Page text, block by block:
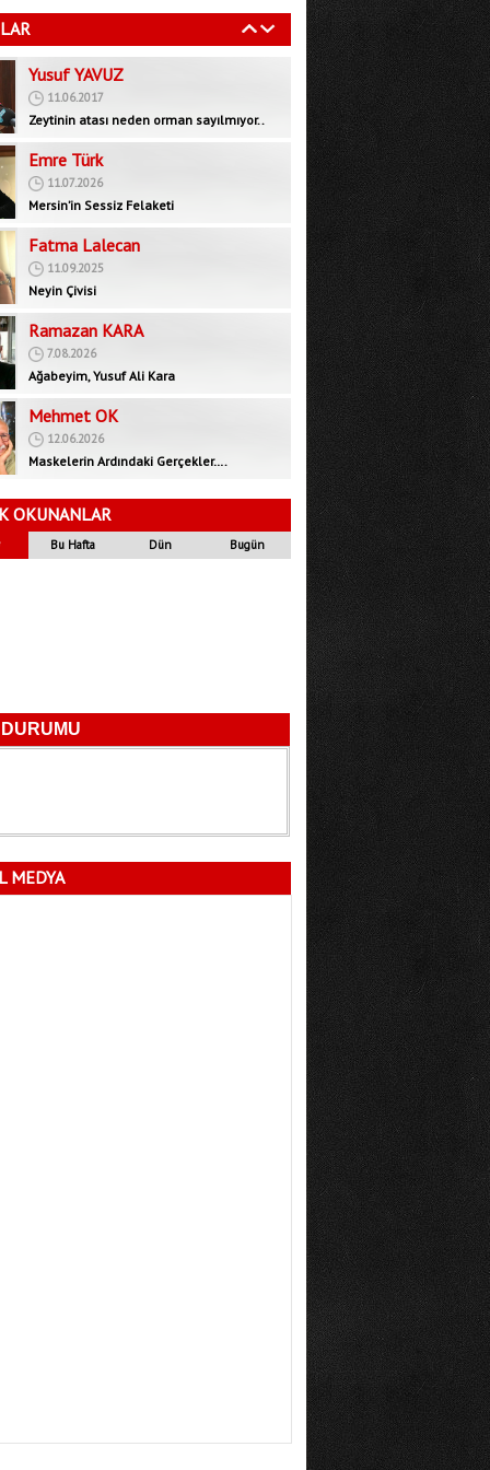
11.06.2017
Zeytinin atası neden orman sayılmıyor..
Emre Türk
11.07.2026
Mersin’in Sessiz Felaketi
Fatma Lalecan
11.09.2025
Neyin Çivisi
Ramazan KARA
7.08.2026
Ağabeyim, Yusuf Ali Kara
Mehmet OK
12.06.2026
Maskelerin Ardındaki Gerçekler….
Bedrettin GÜNDEŞ
29.09.2025
İktidar muhalefeti devre dışı bırakarak yeni
Ender ERDEMİL
11.04.2017
Adalet.
MERSİN’DE HALK İTTİFAKI
Salim DOĞAN
23.07.2026
YA SEN KİMSİN Kİ
OKUNANLAR
Bu Hafta Dün Bugün
MEDYA